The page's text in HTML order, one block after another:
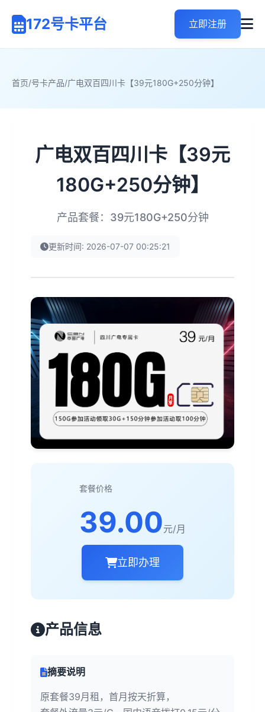
172号卡平台 立即注册
首页/号卡产品/广电双百四川卡【39元180G+250分钟】
广电双百四川卡【39元
180G+250分钟】
产品套餐：39元180G+250分钟
更新时间: 2026-07-07 00:25:21
套餐价格
39.00元/月
立即办理
产品信息
摘要说明
原套餐39月租，首月按天折算，